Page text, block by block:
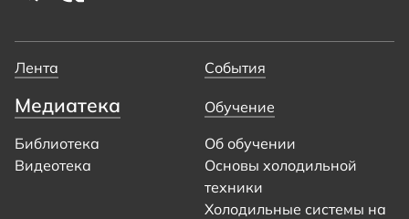
Лента События
Медиатека
Библиотека
Видеотека
Обучение
Об обучении
Основы холодильной
техники
Холодильные системы на